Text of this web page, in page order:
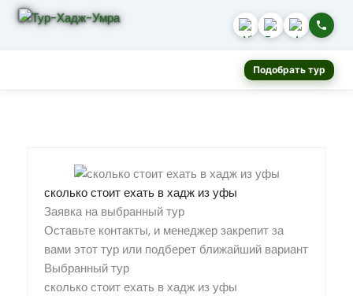
Подобрать тур
сколько стоит ехать в хадж из уфы
Заявка на выбранный тур
Оставьте контакты, и менеджер закрепит за
вами этот тур или подберет ближайший вариант
Выбранный тур
сколько стоит ехать в хадж из уфы